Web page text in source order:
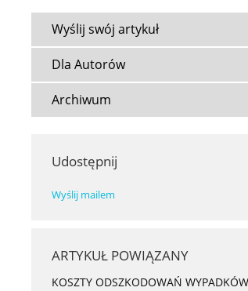
Wyślij swój artykuł
Dla Autorów
Archiwum
Udostępnij
Wyślij mailem
ARTYKUŁ POWIĄZANY
KOSZTY ODSZKODOWAŃ